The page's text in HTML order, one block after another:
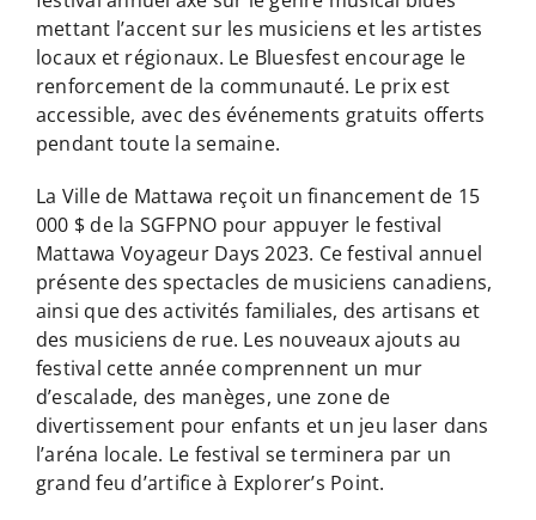
mettant l’accent sur les musiciens et les artistes
locaux et régionaux. Le Bluesfest encourage le
renforcement de la communauté. Le prix est
accessible, avec des événements gratuits offerts
pendant toute la semaine.
La Ville de Mattawa reçoit un financement de 15
000 $ de la SGFPNO pour appuyer le festival
Mattawa Voyageur Days 2023. Ce festival annuel
présente des spectacles de musiciens canadiens,
ainsi que des activités familiales, des artisans et
des musiciens de rue. Les nouveaux ajouts au
festival cette année comprennent un mur
d’escalade, des manèges, une zone de
divertissement pour enfants et un jeu laser dans
l’aréna locale. Le festival se terminera par un
grand feu d’artifice à Explorer’s Point.